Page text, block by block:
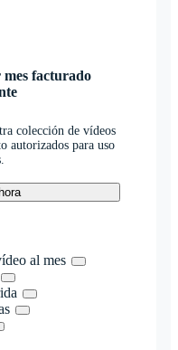
facturado
colección de vídeos
autorizados para uso
al mes